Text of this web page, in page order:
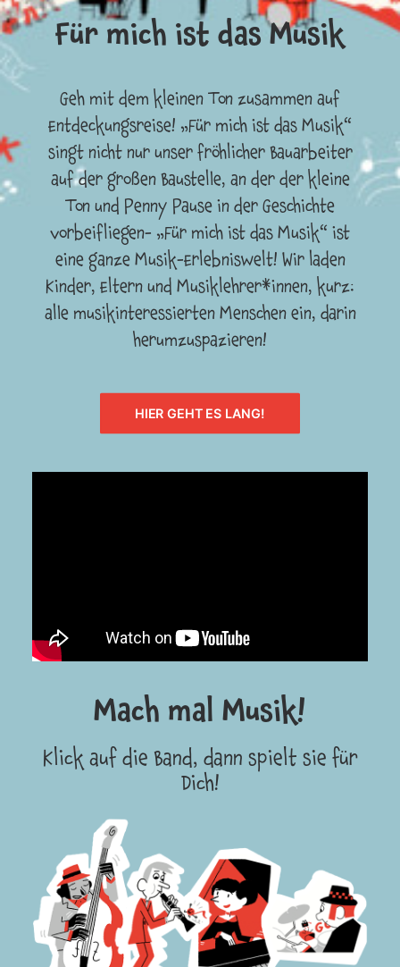
Für mich ist das Musik
Geh mit dem kleinen Ton zusammen auf
Entdeckungsreise! „Für mich ist das Musik“
singt nicht nur unser fröhlicher Bauarbeiter
auf der großen Baustelle, an der der kleine
Ton und Penny Pause in der Geschichte
vorbeifliegen- „Für mich ist das Musik“ ist
eine ganze Musik-Erlebniswelt! Wir laden
Kinder, Eltern und Musiklehrer*innen, kurz:
alle musikinteressierten Menschen ein, darin
herumzuspazieren!
HIER GEHT ES LANG!
Mach mal Musik!
Klick auf die Band, dann spielt sie für
Dich!